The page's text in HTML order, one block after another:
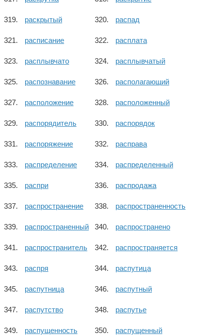
раскрытый распад
расписание расплата
расплывчато расплывчатый
распознавание располагающий
расположение расположенный
распорядитель распорядок
распоряжение расправа
распределение распределенный
распри распродажа
распространение распространенность
распространенный распространено
распространитель распространяется
распря распутица
распутница распутный
распутство распутье
распущенность распущенный